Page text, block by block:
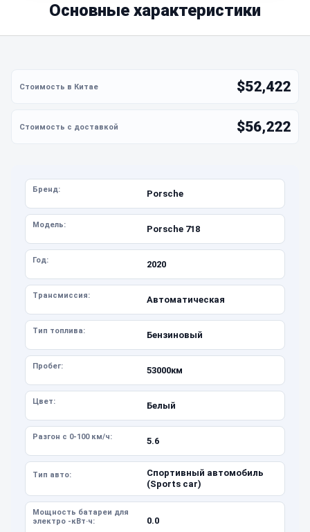
Основные характеристики
$52,422
$56,222
Бренд: Porsche
Модель: Porsche 718
Год: 2020
Трансмиссия: Автоматическая
Тип топлива: Бензиновый
Пробег: 53000км
Цвет: Белый
Разгон с 0-100 км/ч: 5.6
Тип авто:
Спортивный автомобиль
(Sports car)
Мощность батареи для
электро -кВт·ч:
0.0